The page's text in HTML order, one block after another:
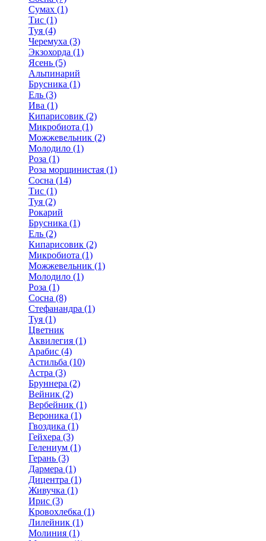
Сумах (1)
Тис (1)
Туя (4)
Черемуха (3)
Экзохорда (1)
Ясень (5)
Альпинарий
Брусника (1)
Ель (3)
Ива (1)
Кипарисовик (2)
Микробиота (1)
Можжевельник (2)
Молодило (1)
Роза (1)
Роза морщинистая (1)
Сосна (14)
Тис (1)
Туя (2)
Рокарий
Брусника (1)
Ель (2)
Кипарисовик (2)
Микробиота (1)
Можжевельник (1)
Молодило (1)
Роза (1)
Сосна (8)
Стефанандра (1)
Туя (1)
Цветник
Аквилегия (1)
Арабис (4)
Астильба (10)
Астра (3)
Бруннера (2)
Вейник (2)
Вербейник (1)
Вероника (1)
Гвоздика (1)
Гейхера (3)
Гелениум (1)
Герань (3)
Дармера (1)
Дицентра (1)
Живучка (1)
Ирис (3)
Кровохлебка (1)
Лилейник (1)
Молиния (1)